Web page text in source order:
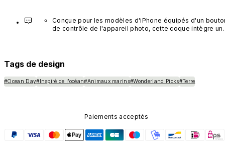
Conçue pour les modèles d'iPhone équipés d'un
de contrôle de l'appareil photo, cette coque intègre un
Tags de design
#Ocean Day#Inspiré de l’océan#Animaux marins#Wonderland Picks#Terre
Paiements acceptés